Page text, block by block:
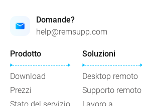
Domande?
help@remsupp.com
Prodotto
Download
Prezzi
Stato del servizio
Soluzioni
Desktop remoto
Supporto remoto
Lavoro a